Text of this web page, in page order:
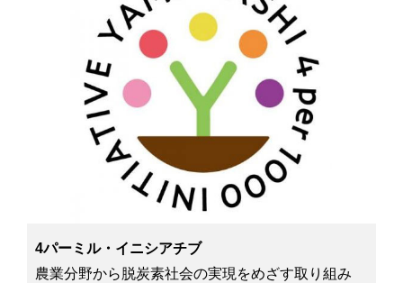
4パーミル・イニシアチブ
農業分野から脱炭素社会の実現をめざす取り組み